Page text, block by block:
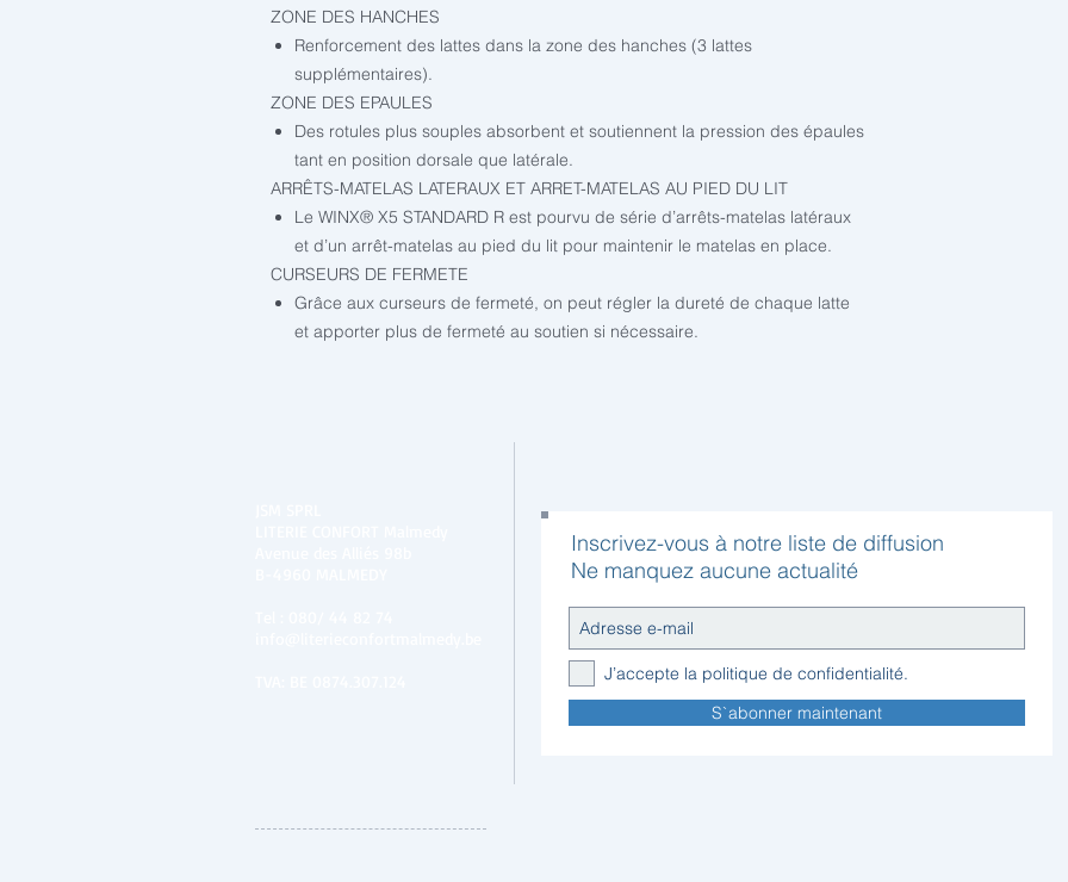
ZONE DES HANCHES
Renforcement des lattes dans la zone des hanches (3 lattes
supplémentaires).
ZONE DES EPAULES
Des rotules plus souples absorbent et soutiennent la pression des épaules
tant en position dorsale que latérale.
ARRÊTS-MATELAS LATERAUX ET ARRET-MATELAS AU PIED DU LIT
Le WINX® X5 STANDARD R est pourvu de série d’arrêts-matelas latéraux
et d’un arrêt-matelas au pied du lit pour maintenir le matelas en place.
CURSEURS DE FERMETE
Grâce aux curseurs de fermeté, on peut régler la dureté de chaque latte
et apporter plus de fermeté au soutien si nécessaire.
Inscrivez-vous à notre liste de diffusion
Ne manquez aucune actualité
J’accepte la politique de confidentialité.
S`abonner maintenant